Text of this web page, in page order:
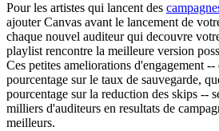
Pour les artistes qui lancent des
ajouter Canvas avant le lancement de
chaque nouvel auditeur qui decouvre
playlist rencontre la meilleure version
Ces petites ameliorations d'engagement
pourcentage sur le taux de sauvegarde,
pourcentage sur la reduction des skips --
milliers d'auditeurs en resultats de
meilleurs.